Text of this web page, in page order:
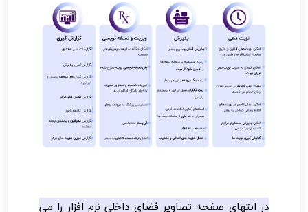
در انتهای صفحه تصاویر فضای داخلی نرم افزار را می